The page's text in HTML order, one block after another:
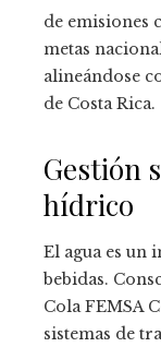
de emisiones
metas
alineándose
de Costa Rica.
Gestión
hídrico
El agua es un
bebidas.
Cola FEMSA
sistemas de